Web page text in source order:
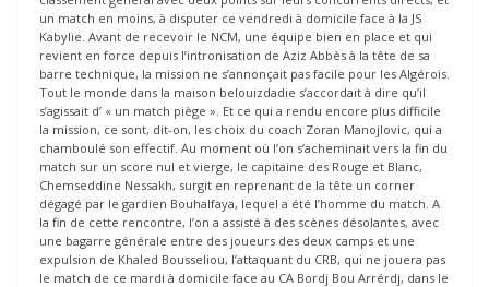
un match en moins, à disputer ce vendredi à domicile face à la JS
Kabylie. Avant de recevoir le NCM, une équipe bien en place et qui
revient en force depuis l’intronisation de Aziz Abbès à la tête de sa
barre technique, la mission ne s’annonçait pas facile pour les Algérois.
Tout le monde dans la maison belouizdadie s’accordait à dire qu’il
s’agissait d’ « un match piège ». Et ce qui a rendu encore plus difficile
la mission, ce sont, dit-on, les choix du coach Zoran Manojlovic, qui a
chamboulé son effectif. Au moment où l’on s’acheminait vers la fin du
match sur un score nul et vierge, le capitaine des Rouge et Blanc,
Chemseddine Nessakh, surgit en reprenant de la tête un corner
dégagé par le gardien Bouhalfaya, lequel a été l’homme du match. A
la fin de cette rencontre, l’on a assisté à des scènes désolantes, avec
une bagarre générale entre des joueurs des deux camps et une
expulsion de Khaled Bousseliou, l’attaquant du CRB, qui ne jouera pas
le match de ce mardi à domicile face au CA Bordj Bou Arrérdj, dans le